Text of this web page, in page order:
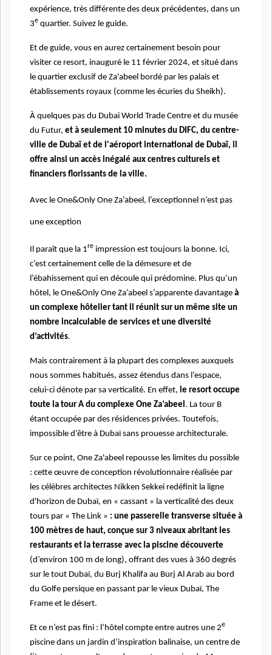
expérience, très différente des deux précédentes, dans un
3e quartier. Suivez le guide.
Et de guide, vous en aurez certainement besoin pour
visiter ce resort, inauguré le 11 février 2024, et situé dans
le quartier exclusif de Za'abeel bordé par les palais et
établissements royaux (comme les écuries du Sheikh).
À quelques pas du Dubai World Trade Centre et du musée
du Futur, et à seulement 10 minutes du DIFC, du centre-
ville de Dubaï et de l'aéroport international de Dubaï, il
offre ainsi un accès inégalé aux centres culturels et
financiers florissants de la ville.
Avec le One&Only One Za’abeel, l’exceptionnel n’est pas
une exception
Il paraît que la 1re impression est toujours la bonne. Ici,
c’est certainement celle de la démesure et de
l’ébahissement qui en découle qui prédomine. Plus qu’un
hôtel, le One&Only One Za’abeel s’apparente davantage à
un complexe hôtelier tant il réunit sur un même site un
nombre incalculable de services et une diversité
d’activités.
Mais contrairement à la plupart des complexes auxquels
nous sommes habitués, assez étendus dans l’espace,
celui-ci dénote par sa verticalité. En effet, le resort occupe
toute la tour A du complexe One Za’abeel . La tour B
étant occupée par des résidences privées. Toutefois,
impossible d’être à Dubaï sans prouesse architecturale.
Sur ce point, One Za'abeel repousse les limites du possible
: cette œuvre de conception révolutionnaire réalisée par
les célèbres architectes Nikken Sekkei redéfinit la ligne
d'horizon de Dubaï, en « cassant » la verticalité des deux
tours par « The Link » : une passerelle transverse située à
100 mètres de haut, conçue sur 3 niveaux abritant les
restaurants et la terrasse avec la piscine découverte
(d’environ 100 m de long), offrant des vues à 360 degrés
sur le tout Dubaï, du Burj Khalifa au Burj Al Arab au bord
du Golfe persique en passant par le vieux Dubaï, The
Frame et le désert.
Et ce n’est pas fini : l’hôtel compte entre autres une 2e
piscine dans un jardin d’inspiration balinaise, un centre de